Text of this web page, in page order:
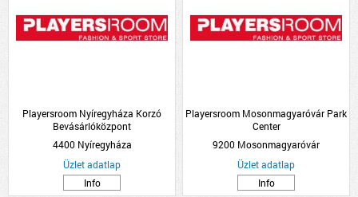
Playersroom Nyíregyháza Korzó
Bevásárlóközpont
4400 Nyíregyháza
Üzlet adatlap
Info
Playersroom Mosonmagyaróvár Park
Center
9200 Mosonmagyaróvár
Üzlet adatlap
Info